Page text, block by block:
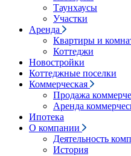
Таунхаусы
Участки
Аренда
Квартиры и
Коттеджи
Новостройки
Коттеджные поселки
Коммерческая
Продажа
Аренда
Ипотека
О компании
Деятельность
История